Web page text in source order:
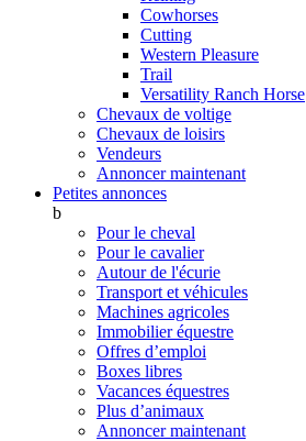
Cowhorses
Cutting
Western Pleasure
Trail
Versatility Ranch Horse
Chevaux de voltige
Chevaux de loisirs
Vendeurs
Annoncer maintenant
Petites annonces
b
Pour le cheval
Pour le cavalier
Autour de l'écurie
Transport et véhicules
Machines agricoles
Immobilier équestre
Offres d’emploi
Boxes libres
Vacances équestres
Plus d’animaux
Annoncer maintenant